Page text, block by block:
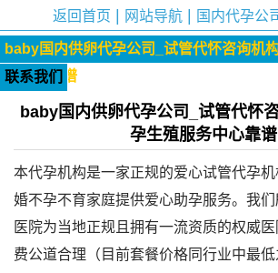
返回首页 网站导航| 国内代孕公
baby国内供卵代孕公司_试管代怀咨询机
务中心靠谱
联系我们
baby国内供卵代孕公司_试管代怀
孕生殖服务中心靠谱
本代孕机构是一家正规的爱心试管代孕
婚不孕不育家庭提供爱心助孕服务。我
医院为当地正规且拥有一流资质的权威
费公道合理（目前套餐价格同行业中最